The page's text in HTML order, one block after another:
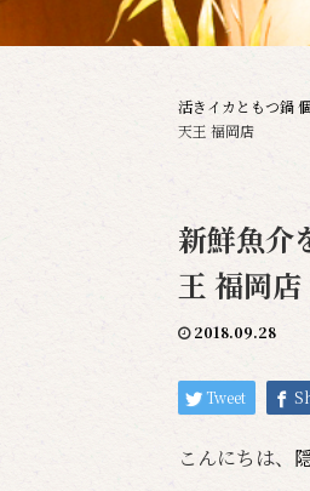
活きイカともつ鍋
天王 福岡店
新鮮魚介
王 福岡店
2018.09.28
Tweet
こんにちは、